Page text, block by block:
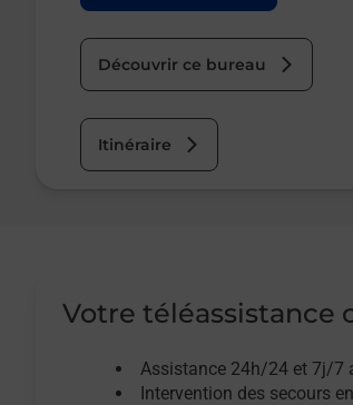
Découvrir ce bureau
Itinéraire
Votre téléassistance
Assistance 24h/24 et 7j/7
Intervention des secours